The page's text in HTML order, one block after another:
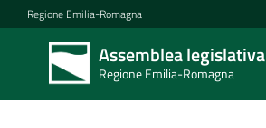
Vai al contenuto
Vai alla navigazione
Vai al footer
Regione Emilia-Romagna
Assemblea legislativa
Regione Emilia-Romagna
Assemblea
legislativa
Regione Emilia-